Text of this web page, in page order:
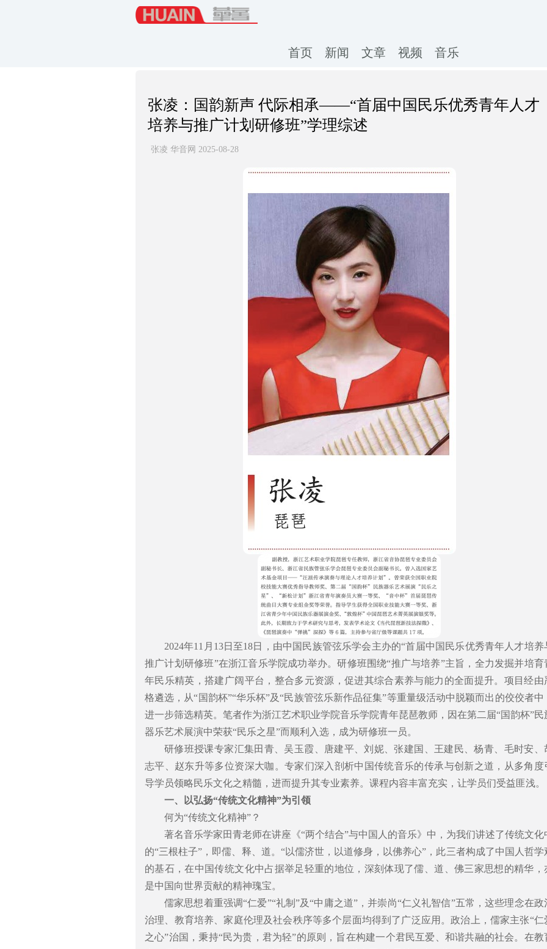
首页 新闻 文章 视频 音乐
张凌：国韵新声 代际相承——“首届中国民乐优秀青年人才
培养与推广计划研修班”学理综述
张凌 华音网 2025-08-28
2024年11月13日至18日，由中国民族管弦乐学会主办的“首届中国民乐优秀青年人才培养
推广计划研修班”在浙江音乐学院成功举办。研修班围绕“推广与培养”主旨，全力发掘并培育
年民乐精英，搭建广阔平台，整合多元资源，促进其综合素养与能力的全面提升。项目经由
格遴选，从“国韵杯”“华乐杯”及“民族管弦乐新作品征集”等重量级活动中脱颖而出的佼佼者中
进一步筛选精英。笔者作为浙江艺术职业学院音乐学院青年琵琶教师，因在第二届“国韵杯”民
器乐艺术展演中荣获“民乐之星”而顺利入选，成为研修班一员。
研修班授课专家汇集田青、吴玉霞、唐建平、刘妮、张建国、王建民、杨青、毛时安、
志平、赵东升等多位资深大咖。专家们深入剖析中国传统音乐的传承与创新之道，从多角度
导学员领略民乐文化之精髓，进而提升其专业素养。课程内容丰富充实，让学员们受益匪浅。
一、以弘扬“传统文化精神”为引领
何为“传统文化精神”？
著名音乐学家田青老师在讲座《“两个结合”与中国人的音乐》中，为我们讲述了传统文化
的“三根柱子”，即儒、释、道。“以儒济世，以道修身，以佛养心”，此三者构成了中国人哲学
的基石，在中国传统文化中占据举足轻重的地位，深刻体现了儒、道、佛三家思想的精华，
是中国向世界贡献的精神瑰宝。
儒家思想着重强调“仁爱”“礼制”及“中庸之道”，并崇尚“仁义礼智信”五常，这些理念在政
治理、教育培养、家庭伦理及社会秩序等多个层面均得到了广泛应用。政治上，儒家主张“仁
之心”治国，秉持“民为贵，君为轻”的原则，旨在构建一个君民互爱、和谐共融的社会。在教